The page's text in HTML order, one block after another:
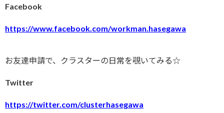
Facebook
https://www.facebook.com/workman.hasegawa
お友達申請で、クラスターの日常を覗いてみる☆
Twitter
https://twitter.com/clusterhasegawa